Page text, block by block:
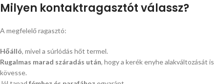
Milyen kontaktragasztót válassz?
A megfelelő ragasztó:
Hőálló, mivel a súrlódás hőt termel.
Rugalmas marad száradás után, hogy a kerék enyhe alakváltozását is
kövesse.